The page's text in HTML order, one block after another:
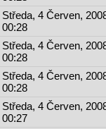
Středa, 4 Červen,
00:28
Středa, 4 Červen,
00:28
Středa, 4 Červen,
00:28
Středa, 4 Červen,
00:27